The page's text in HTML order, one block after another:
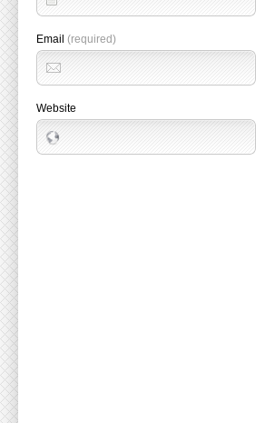
Email (required)
Website